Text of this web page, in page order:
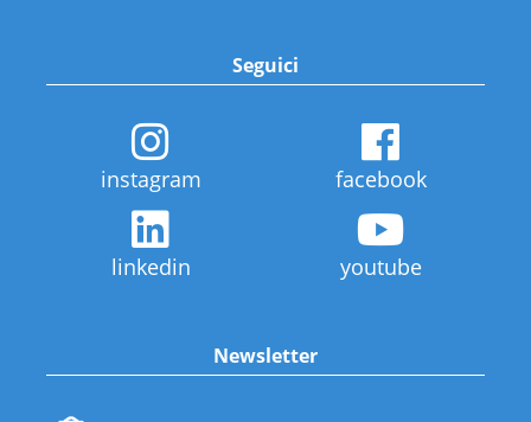
Seguici
instagram facebook
linkedin youtube
Newsletter